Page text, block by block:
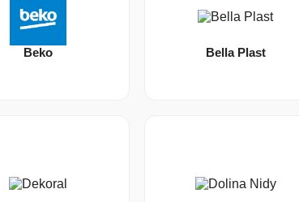
Beko Bella Plast